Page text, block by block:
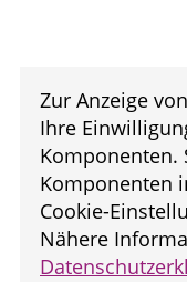
Zur Anzeige
Ihre
Komponenten.
Komponenten
Cookie-
Nähere